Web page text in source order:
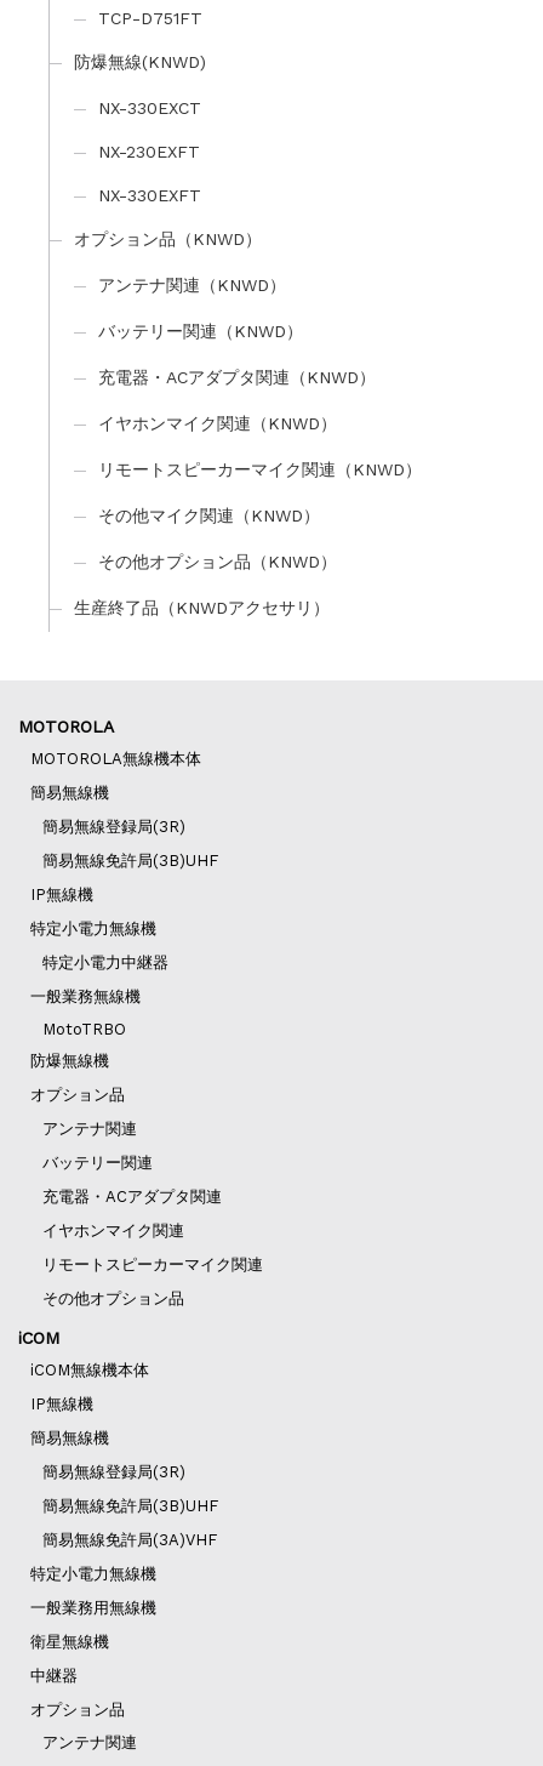
TCP-D751FT
防爆無線(KNWD)
NX-330EXCT
NX-230EXFT
NX-330EXFT
オプション品（KNWD）
アンテナ関連（KNWD）
バッテリー関連（KNWD）
充電器・ACアダプタ関連（KNWD）
イヤホンマイク関連（KNWD）
リモートスピーカーマイク関連（KNWD）
その他マイク関連（KNWD）
その他オプション品（KNWD）
生産終了品（KNWDアクセサリ）
MOTOROLA
MOTOROLA無線機本体
簡易無線機
簡易無線登録局(3R)
簡易無線免許局(3B)UHF
IP無線機
特定小電力無線機
特定小電力中継器
一般業務無線機
MotoTRBO
防爆無線機
オプション品
アンテナ関連
バッテリー関連
充電器・ACアダプタ関連
イヤホンマイク関連
リモートスピーカーマイク関連
その他オプション品
iCOM
iCOM無線機本体
IP無線機
簡易無線機
簡易無線登録局(3R)
簡易無線免許局(3B)UHF
簡易無線免許局(3A)VHF
特定小電力無線機
一般業務用無線機
衛星無線機
中継器
オプション品
アンテナ関連